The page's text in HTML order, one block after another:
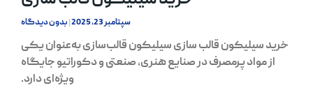
سپتامبر 23, 2025 بدون دیدگاه
خرید سیلیکون قالب سازی سیلیکون قالب‌سازی به‌عنوان یکی
از مواد پرمصرف در صنایع هنری، صنعتی و دکوراتیو جایگاه
ویژه‌ای دارد.